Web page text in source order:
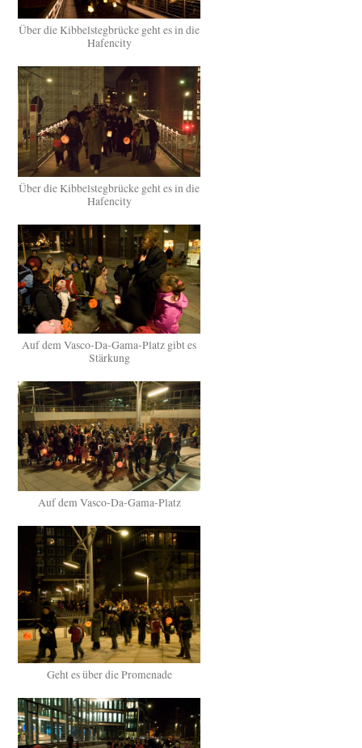
Über die Kibbelstegbrücke geht es in die
Hafencity
Über die Kibbelstegbrücke geht es in die
Hafencity
Auf dem Vasco-Da-Gama-Platz gibt es
Stärkung
Auf dem Vasco-Da-Gama-Platz
Geht es über die Promenade